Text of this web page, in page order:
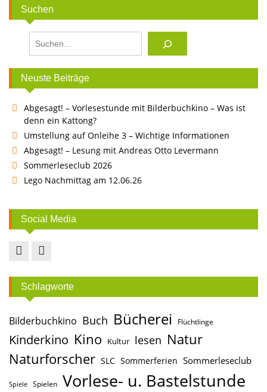
Suchen
Neuste Beiträge
Abgesagt! – Vorlesestunde mit Bilderbuchkino – Was ist
denn ein Kattong?
Umstellung auf Onleihe 3 – Wichtige Informationen
Abgesagt! – Lesung mit Andreas Otto Levermann
Sommerleseclub 2026
Lego Nachmittag am 12.06.26
Social Media
Schlagworte
Bilderbuchkino Buch Bücherei Flüchtlinge
Kinderkino Kino Kultur lesen Natur
Naturforscher SLC Sommerferien Sommerleseclub
Spiele Spielen Vorlese- u. Bastelstunde